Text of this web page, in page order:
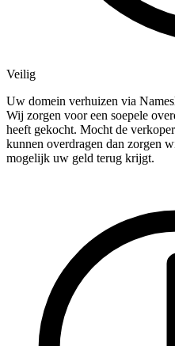
Veilig
Uw domein verhuizen via
Wij zorgen voor een soepele
heeft gekocht. Mocht de
kunnen overdragen dan zorgen
mogelijk uw geld terug krijgt.